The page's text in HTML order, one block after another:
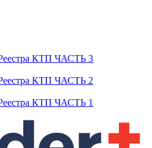
КТП ЧАСТЬ 3
КТП ЧАСТЬ 2
КТП ЧАСТЬ 1